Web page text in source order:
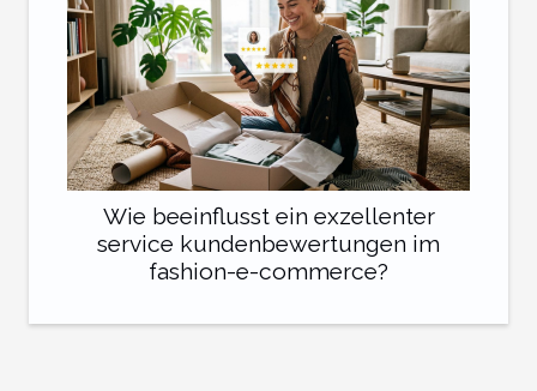
Wie beeinflusst ein exzellenter
service kundenbewertungen im
fashion-e-commerce?